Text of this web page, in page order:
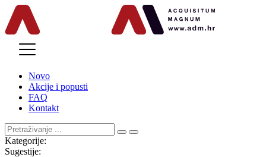
Novo
Akcije i popusti
FAQ
Kontakt
Kategorije:
Sugestije: